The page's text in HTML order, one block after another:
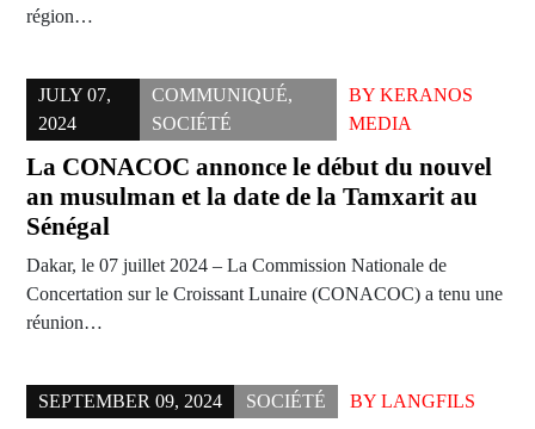
région…
JULY 07,
2024
COMMUNIQUÉ,
SOCIÉTÉ
BYKERANOS
MEDIA
La CONACOC annonce le début du nouvel
an musulman et la date de la Tamxarit au
Sénégal
Dakar, le 07 juillet 2024 – La Commission Nationale de
Concertation sur le Croissant Lunaire (CONACOC) a tenu une
réunion…
SEPTEMBER 09, 2024 SOCIÉTÉ BY LANGFILS